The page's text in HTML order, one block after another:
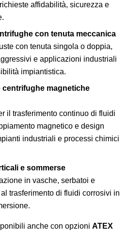
affidabilità, sicurezza e
con tenuta meccanica
con tenuta singola o doppia,
e applicazioni industriali
impiantistica.
centrifughe magnetiche
il trasferimento continuo di fluidi
magnetico e design
industriali e processi chimici
e sommerse
in vasche, serbatoi e
trasferimento di fluidi corrosivi in
anche con opzioni ATEX